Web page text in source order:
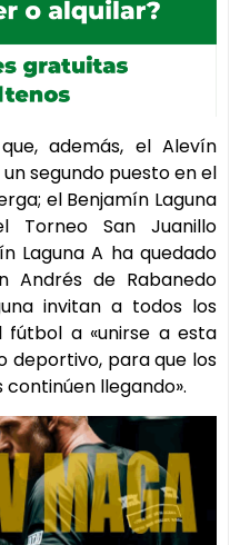
además, el Alevín
segundo puesto en el
el Benjamín Laguna
Torneo San Juanillo
Laguna A ha quedado
Andrés de Rabanedo
invitan a todos los
fútbol a «unirse a esta
deportivo, para que los
llegando».